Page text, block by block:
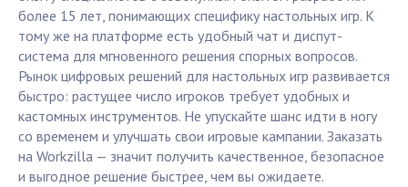
более 15 лет, понимающих специфику настольных игр. К
тому же на платформе есть удобный чат и диспут-
система для мгновенного решения спорных вопросов.
Рынок цифровых решений для настольных игр развивается
быстро: растущее число игроков требует удобных и
кастомных инструментов. Не упускайте шанс идти в ногу
со временем и улучшать свои игровые кампании. Заказать
на Workzilla — значит получить качественное, безопасное
и выгодное решение быстрее, чем вы ожидаете.